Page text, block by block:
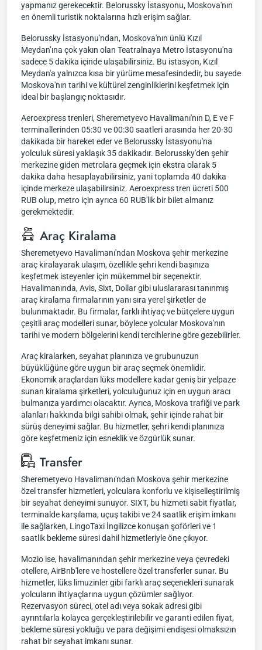
yapmanız gerekecektir. Belorussky İstasyonu, Moskova'nın
en önemli turistik noktalarına hızlı erişim sağlar.
Belorussky İstasyonu'ndan, Moskova'nın ünlü Kızıl
Meydan’ına çok yakın olan Teatralnaya Metro İstasyonu'na
sadece 5 dakika içinde ulaşabilirsiniz. Bu istasyon, Kızıl
Meydan'a yalnızca kısa bir yürüme mesafesindedir, bu sayede
Moskova'nın tarihi ve kültürel zenginliklerini keşfetmek için
ideal bir başlangıç noktasıdır.
Aeroexpress trenleri, Sheremetyevo Havalimanı'nın D, E ve F
terminallerinden 05:30 ve 00:30 saatleri arasında her 20-30
dakikada bir hareket eder ve Belorussky İstasyonu'na
yolculuk süresi yaklaşık 35 dakikadır. Belorussky'den şehir
merkezine giden metrolara geçmek için ekstra olarak 5
dakika daha hesaplayabilirsiniz, yani toplamda 40 dakika
içinde merkeze ulaşabilirsiniz. Aeroexpress tren ücreti 500
RUB olup, metro için ayrıca 60 RUB'lik bir bilet almanız
gerekmektedir.
Araç Kiralama
Sheremetyevo Havalimanı'ndan Moskova şehir merkezine
araç kiralayarak ulaşım, özellikle şehri kendi başınıza
keşfetmek isteyenler için mükemmel bir seçenektir.
Havalimanında, Avis, Sixt, Dollar gibi uluslararası tanınmış
araç kiralama firmalarının yanı sıra yerel şirketler de
bulunmaktadır. Bu firmalar, farklı ihtiyaç ve bütçelere uygun
çeşitli araç modelleri sunar, böylece yolcular Moskova'nın
tarihi ve modern bölgelerini kendi tercihlerine göre gezebilirler.
Araç kiralarken, seyahat planınıza ve grubunuzun
büyüklüğüne göre uygun bir araç seçmek önemlidir.
Ekonomik araçlardan lüks modellere kadar geniş bir yelpaze
sunan kiralama şirketleri, yolculuğunuz için en uygun aracı
bulmanıza yardımcı olacaktır. Ayrıca, Moskova trafiği ve park
alanları hakkında bilgi sahibi olmak, şehir içinde rahat bir
sürüş deneyimi sağlar. Bu hizmetler, şehri kendi planınıza
göre keşfetmeniz için esneklik ve özgürlük sunar.
Transfer
Sheremetyevo Havalimanı'ndan Moskova şehir merkezine
özel transfer hizmetleri, yolculara konforlu ve kişiselleştirilmiş
bir seyahat deneyimi sunuyor. SIXT, bu hizmeti sabit fiyatlar,
terminalde karşılama, uçuş takibi ve 24 saatlik erişim imkanı
ile sağlarken, LingoTaxi İngilizce konuşan şoförleri ve 1
saatlik bekleme süresi dahil hizmetleriyle öne çıkıyor.
Mozio ise, havalimanından şehir merkezine veya çevredeki
otellere, AirBnb'lere ve hostellere özel transferler sunar. Bu
hizmetler, lüks limuzinler gibi farklı araç seçenekleri sunarak
yolcuların ihtiyaçlarına uygun çözümler sağlıyor.
Rezervasyon süreci, otel adı veya sokak adresi gibi
ayrıntılarla kolayca gerçekleştirilebilir ve garanti edilen fiyat,
bekleme süresi yokluğu ve para değişimi endişesi olmaksızın
rahat bir seyahat imkanı sunar.